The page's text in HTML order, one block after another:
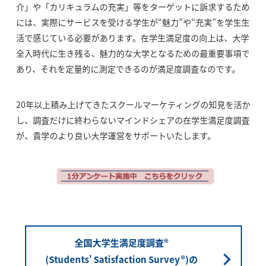
介」や「カリキュラムの充実」等をターゲットに訴求するため
には、実際にサービスを受ける学生が“魅力”や“充実”を学生生
活で感じている必要があります。在学生満足度の向上は、大学
全入時代に生き残る、魅力的な大学となるための最重要事項で
あり、それを定量的に測定できるのが満足度調査なのです。
20年以上積み上げてきたスクールマーケティングの知見を活か
し、調査だけに終わらないマインドシェアの在学生満足度調査
が、貴学のより良い大学運営をサポートいたします。
全国大学生満足度調査®
(Students’ Satisfaction Survey®)の